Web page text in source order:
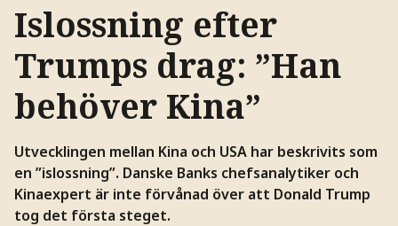
Islossning efter
Trumps drag: ”Han
behöver Kina”
Utvecklingen mellan Kina och USA har beskrivits som
en ”islossning”. Danske Banks chefsanalytiker och
Kinaexpert är inte förvånad över att Donald Trump
tog det första steget.